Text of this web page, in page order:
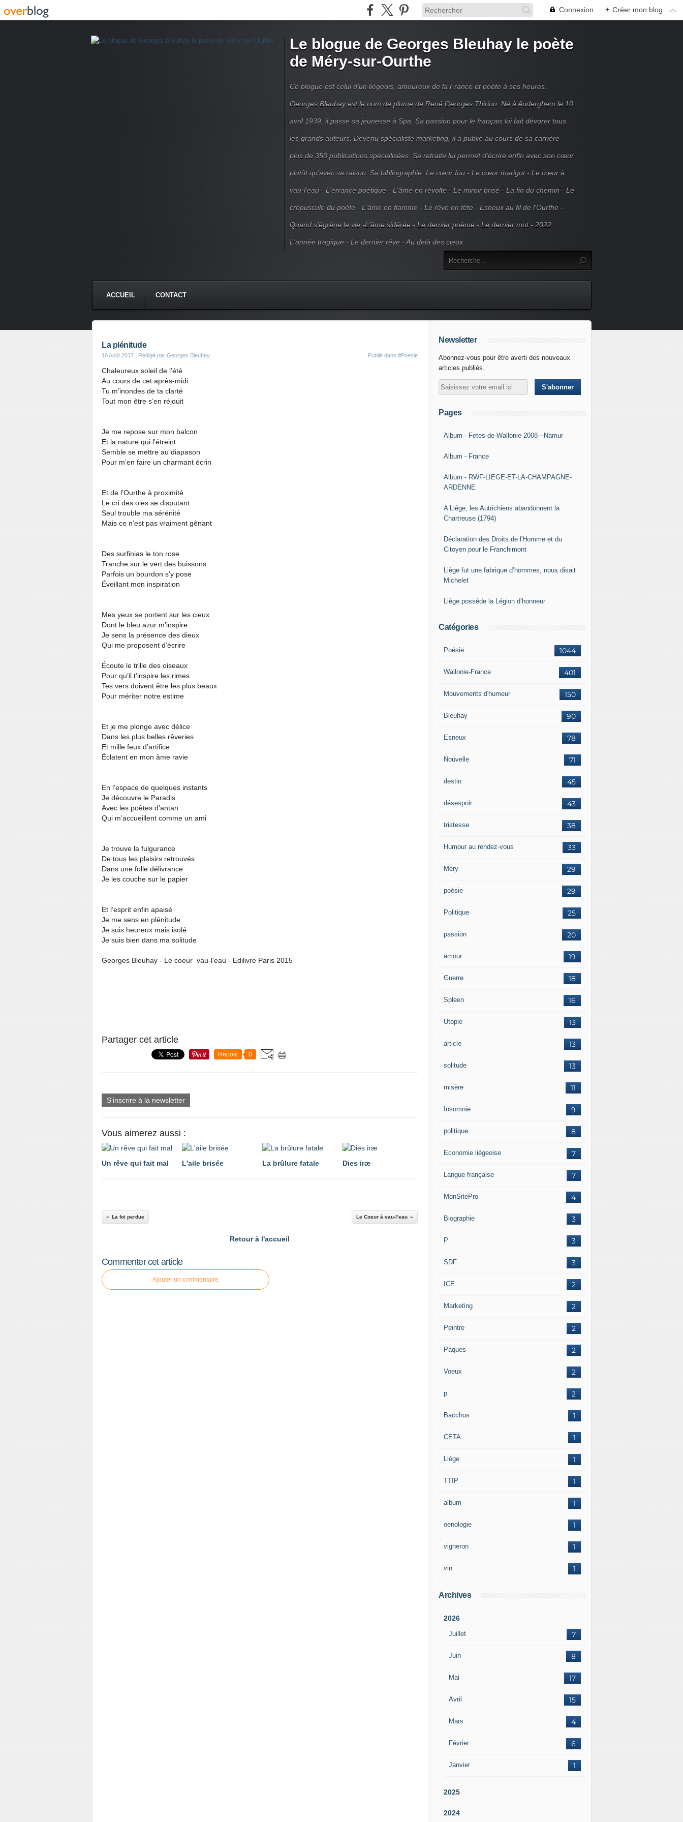
Connexion + Créer mon blog
Le blogue de Georges Bleuhay le poète
de Méry-sur-Ourthe
Ce blogue est celui d'un liégeois, amoureux de la France et poète à ses heures.
Georges Bleuhay est le nom de plume de René Georges Thirion. Né à Auderghem le 10
avril 1939, il passe sa jeunesse à Spa. Sa passion pour le français lui fait dévorer tous
les grands auteurs. Devenu spécialiste marketing, il a publié au cours de sa carrière
plus de 350 publications spécialisées. Sa retraite lui permet d’écrire enfin avec son cœur
plutôt qu'avec sa raison. Sa bibliographie: Le cœur fou - Le cœur marigot - Le cœur à
vau-l'eau - L'errance poétique - L'âme en révolte - Le miroir brisé - La fin du chemin - Le
crépuscule du poète - L'âme en flamme - Le rêve en tête - Esneux au fil de l'Ourthe –
Quand s’égrène la vie -L'âme sidérée.- Le dernier poème - Le dernier mot - 2022
L'année tragique - Le dernier rêve - Au delà des cieux
ACCUEIL CONTACT
La plénitude
10 Août 2017 , Rédigé par Georges Bleuhay Publié dans #Poésie
Chaleureux soleil de l’été
Au cours de cet après-midi
Tu m’inondes de ta clarté
Tout mon être s’en réjouit
Je me repose sur mon balcon
Et la nature qui l’étreint
Semble se mettre au diapason
Pour m’en faire un charmant écrin
Et de l’Ourthe à proximité
Le cri des oies se disputant
Seul trouble ma sérénité
Mais ce n’est pas vraiment gênant
Des surfinias le ton rose
Tranche sur le vert des buissons
Parfois un bourdon s’y pose
Éveillant mon inspiration
Mes yeux se portent sur les cieux
Dont le bleu azur m’inspire
Je sens la présence des dieux
Qui me proposent d’écrire
Écoute le trille des oiseaux
Pour qu’il t’inspire les rimes
Tes vers doivent être les plus beaux
Pour mériter notre estime
Et je me plonge avec délice
Dans les plus belles rêveries
Et mille feux d’artifice
Éclatent en mon âme ravie
En l’espace de quelques instants
Je découvre le Paradis
Avec les poètes d’antan
Qui m’accueillent comme un ami
Je trouve la fulgurance
De tous les plaisirs retrouvés
Dans une folle délivrance
Je les couche sur le papier
Et l’esprit enfin apaisé
Je me sens en plénitude
Je suis heureux mais isolé
Je suis bien dans ma solitude
Georges Bleuhay - Le coeur vau-l'eau - Edilivre Paris 2015
Partager cet article
Repost 0
S'inscrire à la newsletter
Vous aimerez aussi :
Un rêve qui fait mal L'aile brisée La brûlure fatale Dies iræ
La foi perdue Le Coeur à vau-l’eau
Retour à l'accueil
Commenter cet article
Ajouter un commentaire
Newsletter
Abonnez-vous pour être averti des nouveaux
articles publiés.
Pages
Album - Fetes-de-Wallonie-2008---Namur
Album - France
Album - RWF-LIEGE-ET-LA-CHAMPAGNE-
ARDENNE
A Liège, les Autrichiens abandonnent la
Chartreuse (1794)
Déclaration des Droits de l'Homme et du
Citoyen pour le Franchimont
Liège fut une fabrique d’hommes, nous disait
Michelet
Liège possède la Légion d’honneur
Catégories
1044
Poésie
401
Wallonie-France
150
Mouvements d'humeur
90
Bleuhay
78
Esneux
71
Nouvelle
45
destin
43
désespoir
38
tristesse
33
Humour au rendez-vous
29
Méry
29
poésie
25
Politique
20
passion
19
amour
18
Guerre
16
Spleen
13
Utopie
13
article
13
solitude
11
misère
9
Insomnie
8
politique
7
Economie liégeoise
7
Langue française
4
MonSitePro
3
Biographie
3
P
3
SDF
2
ICE
2
Marketing
2
Peintre
2
Pàques
2
Voeux
2
p
1
Bacchus
1
CETA
1
Liège
1
TTIP
1
album
1
oenologie
1
vigneron
1
vin
Archives
2026
Juillet 7
Juin 8
Mai 17
Avril 15
Mars 4
Février 6
Janvier 1
2025
2024